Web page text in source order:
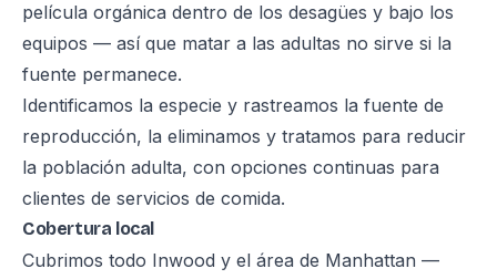
película orgánica dentro de los desagües y bajo los
equipos — así que matar a las adultas no sirve si la
fuente permanece.
Identificamos la especie y rastreamos la fuente de
reproducción, la eliminamos y tratamos para reducir
la población adulta, con opciones continuas para
clientes de servicios de comida.
Cobertura local
Cubrimos todo Inwood y el área de Manhattan —